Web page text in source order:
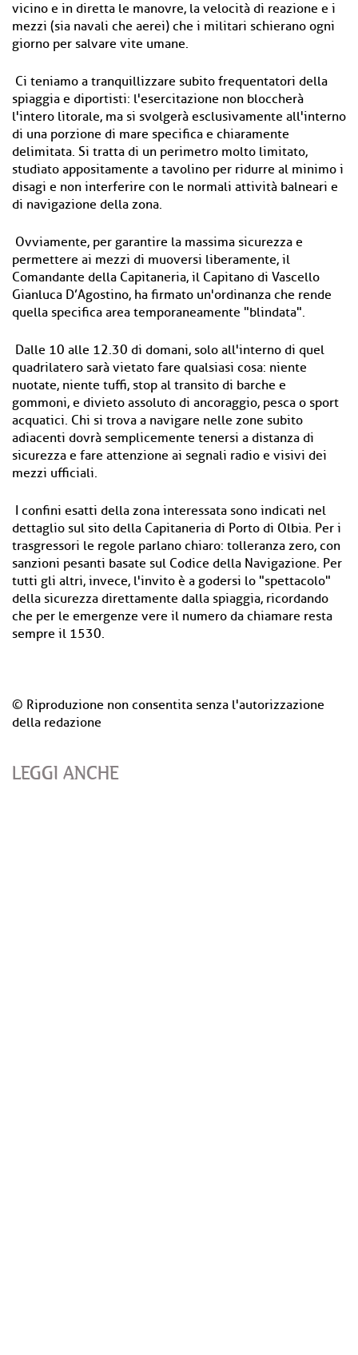
vicino e in diretta le manovre, la velocità di reazione e i
mezzi (sia navali che aerei) che i militari schierano ogni
giorno per salvare vite umane.
Ci teniamo a tranquillizzare subito frequentatori della
spiaggia e diportisti: l'esercitazione non bloccherà
l'intero litorale, ma si svolgerà esclusivamente all'interno
di una porzione di mare specifica e chiaramente
delimitata. Si tratta di un perimetro molto limitato,
studiato appositamente a tavolino per ridurre al minimo i
disagi e non interferire con le normali attività balneari e
di navigazione della zona.
Ovviamente, per garantire la massima sicurezza e
permettere ai mezzi di muoversi liberamente, il
Comandante della Capitaneria, il Capitano di Vascello
Gianluca D’Agostino, ha firmato un'ordinanza che rende
quella specifica area temporaneamente "blindata".
Dalle 10 alle 12.30 di domani, solo all'interno di quel
quadrilatero sarà vietato fare qualsiasi cosa: niente
nuotate, niente tuffi, stop al transito di barche e
gommoni, e divieto assoluto di ancoraggio, pesca o sport
acquatici. Chi si trova a navigare nelle zone subito
adiacenti dovrà semplicemente tenersi a distanza di
sicurezza e fare attenzione ai segnali radio e visivi dei
mezzi ufficiali.
I confini esatti della zona interessata sono indicati nel
dettaglio sul sito della Capitaneria di Porto di Olbia. Per i
trasgressori le regole parlano chiaro: tolleranza zero, con
sanzioni pesanti basate sul Codice della Navigazione. Per
tutti gli altri, invece, l'invito è a godersi lo "spettacolo"
della sicurezza direttamente dalla spiaggia, ricordando
che per le emergenze vere il numero da chiamare resta
sempre il 1530.
© Riproduzione non consentita senza l'autorizzazione
della redazione
LEGGI ANCHE